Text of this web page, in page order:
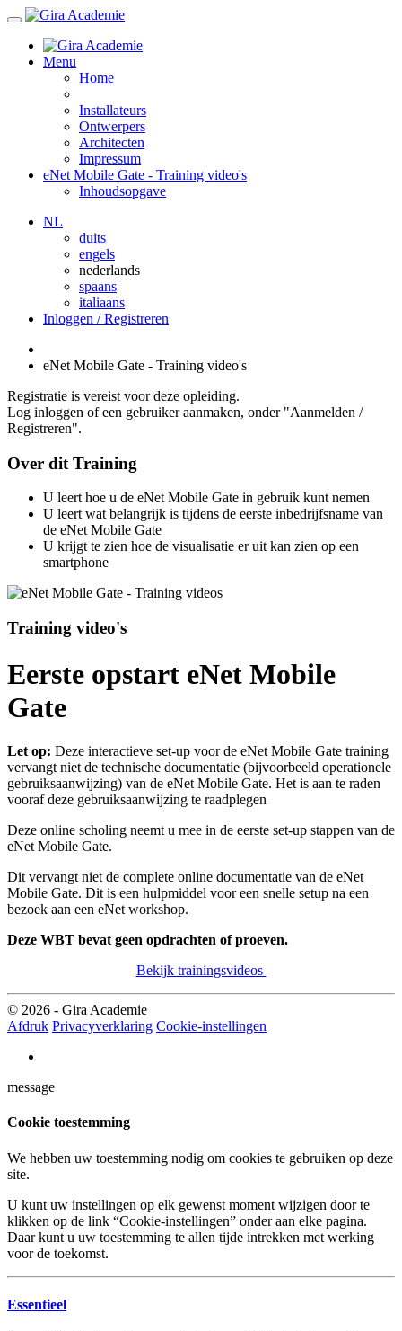
Menu
Home
Installateurs
Ontwerpers
Architecten
Impressum
eNet Mobile Gate - Training video's
Inhoudsopgave
NL
duits
engels
nederlands
spaans
italiaans
Inloggen / Registreren
eNet Mobile Gate - Training video's
Registratie is vereist voor deze opleiding.
Log inloggen of een gebruiker aanmaken, onder "Aanmelden /
Registreren".
Over dit Training
U leert hoe u de eNet Mobile Gate in gebruik kunt nemen
U leert wat belangrijk is tijdens de eerste inbedrijfsname van
de eNet Mobile Gate
U krijgt te zien hoe de visualisatie er uit kan zien op een
smartphone
Training video's
Eerste opstart eNet Mobile
Gate
Let op: Deze interactieve set-up voor de eNet Mobile Gate training
vervangt niet de technische documentatie (bijvoorbeeld operationele
gebruiksaanwijzing) van de eNet Mobile Gate. Het is aan te raden
vooraf deze gebruiksaanwijzing te raadplegen
Deze online scholing neemt u mee in de eerste set-up stappen van de
eNet Mobile Gate.
Dit vervangt niet de complete online documentatie van de eNet
Mobile Gate. Dit is een hulpmiddel voor een snelle setup na een
bezoek aan een eNet workshop.
Deze WBT bevat geen opdrachten of proeven.
Bekijk trainingsvideos
© 2026 - Gira Academie
Afdruk Privacyverklaring Cookie-instellingen
message
Cookie toestemming
We hebben uw toestemming nodig om cookies te gebruiken op deze
site.
U kunt uw instellingen op elk gewenst moment wijzigen door te
klikken op de link “Cookie-instellingen” onder aan elke pagina.
Daar kunt u uw toestemming te allen tijde intrekken met werking
voor de toekomst.
Essentieel